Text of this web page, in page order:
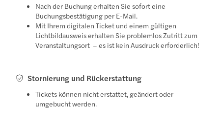
Nach der Buchung erhalten Sie sofort eine
Buchungsbestätigung per E-Mail.
Mit Ihrem digitalen Ticket und einem gültigen
Lichtbildausweis erhalten Sie problemlos Zutritt zum
Veranstaltungsort – es ist kein Ausdruck erforderlich!
Stornierung und Rückerstattung
Tickets können nicht erstattet, geändert oder
umgebucht werden.